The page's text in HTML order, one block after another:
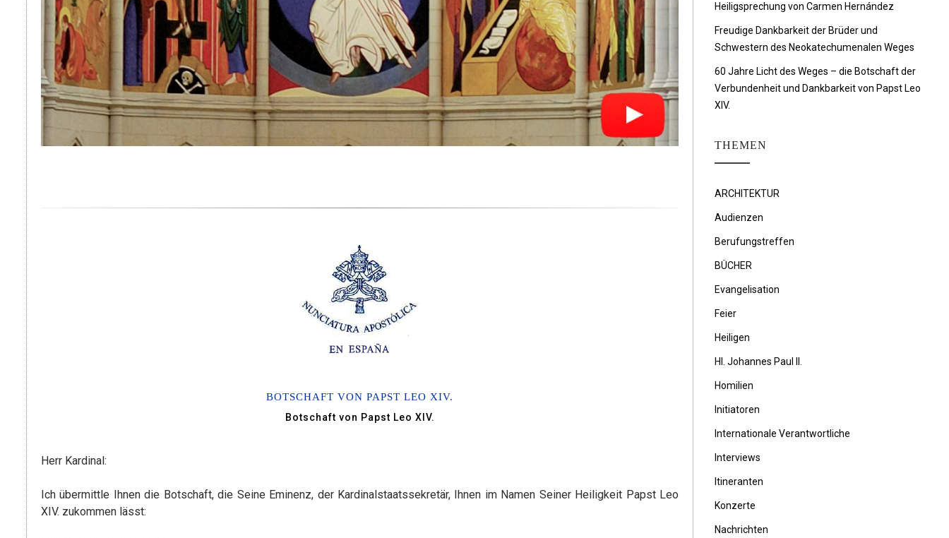
BOTSCHAFT VON PAPST LEO XIV.
Botschaft von Papst Leo XIV.
Herr Kardinal:
Ich übermittle Ihnen die Botschaft, die Seine Eminenz, der Kardinalstaatssekretär, Ihnen im Namen Seiner Heiligkeit Papst Leo
XIV. zukommen lässt:
Heiligsprechung von Carmen Hernández
Freudige Dankbarkeit der Brüder und
Schwestern des Neokatechumenalen Weges
60 Jahre Licht des Weges – die Botschaft der
Verbundenheit und Dankbarkeit von Papst Leo
XIV.
THEMEN
ARCHITEKTUR
Audienzen
Berufungstreffen
BÜCHER
Evangelisation
Feier
Heiligen
Hl. Johannes Paul II.
Homilien
Initiatoren
Internationale Verantwortliche
Interviews
Itineranten
Konzerte
Nachrichten